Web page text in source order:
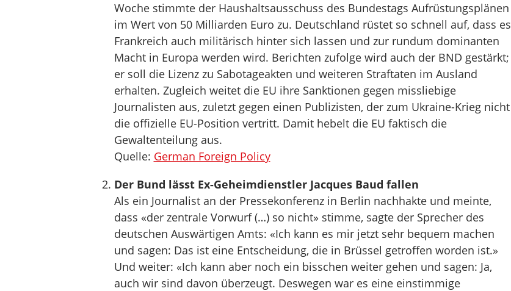
Woche stimmte der Haushaltsausschuss des Bundestags Aufrüstungsplänen
im Wert von 50 Milliarden Euro zu. Deutschland rüstet so schnell auf, dass es
Frankreich auch militärisch hinter sich lassen und zur rundum dominanten
Macht in Europa werden wird. Berichten zufolge wird auch der BND gestärkt;
er soll die Lizenz zu Sabotageakten und weiteren Straftaten im Ausland
erhalten. Zugleich weitet die EU ihre Sanktionen gegen missliebige
Journalisten aus, zuletzt gegen einen Publizisten, der zum Ukraine-Krieg nicht
die offizielle EU-Position vertritt. Damit hebelt die EU faktisch die
Gewaltenteilung aus.
Quelle: German Foreign Policy
Der Bund lässt Ex-Geheimdienstler Jacques Baud fallen
Als ein Journalist an der Pressekonferenz in Berlin nachhakte und meinte,
dass «der zentrale Vorwurf (…) so nicht» stimme, sagte der Sprecher des
deutschen Auswärtigen Amts: «Ich kann es mir jetzt sehr bequem machen
und sagen: Das ist eine Entscheidung, die in Brüssel getroffen worden ist.»
Und weiter: «Ich kann aber noch ein bisschen weiter gehen und sagen: Ja,
auch wir sind davon überzeugt. Deswegen war es eine einstimmige